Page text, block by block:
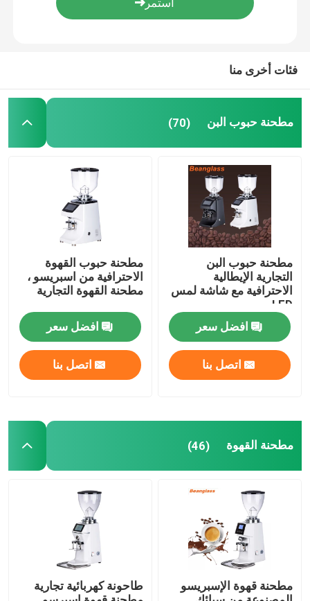
مراقبة الجودة
اتصل بنا
حالات
مطحنة حبوب البن
مطحنة القهوة
مطحنة قهوة بدون جرعات
مطحنة حبوب اسبريسو
مطحنة القهوة في الهواء الطلق
فئات أخرى منا
مطحنة حبوب البن (70)
مطحنة حبوب البن
التجارية الإيطالية
الاحترافية مع شاشة لمس
LED
افضل سعر
اتصل بنا
مطحنة حبوب القهوة
الاحترافية من اسبريسو ،
مطحنة القهوة التجارية
افضل سعر
اتصل بنا
مطحنة القهوة (46)
مطحنة قهوة الإسبريسو
طاحونة كهربائية تجارية